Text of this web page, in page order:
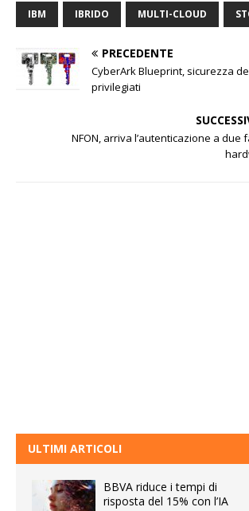
IBM IBRIDO MULTI-CLOUD
PRECEDENTE
CyberArk Blueprint, sicurezza
privilegiati
NFON, arriva l’autenticazione a due
ULTIMI ARTICOLI
BBVA riduce i tempi di
risposta del 15% con l’IA